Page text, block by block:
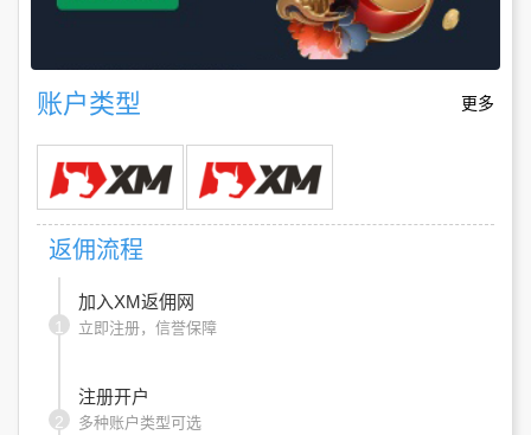
账户类型 更多
返佣流程
1
加入XM返佣网
立即注册，信誉保障
2
注册开户
多种账户类型可选